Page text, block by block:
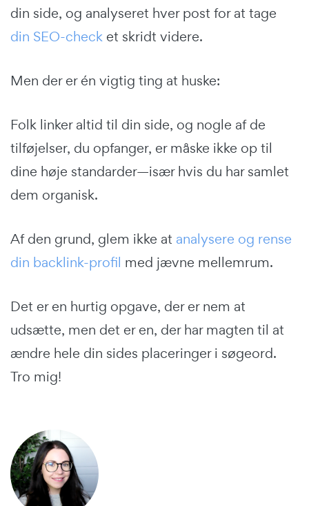
din side, og analyseret hver post for at tage
din SEO-check et skridt videre.
Men der er én vigtig ting at huske:
Folk linker altid til din side, og nogle af de
tilføjelser, du opfanger, er måske ikke op til
dine høje standarder—især hvis du har samlet
dem organisk.
Af den grund, glem ikke at analysere og rense
din backlink-profil med jævne mellemrum.
Det er en hurtig opgave, der er nem at
udsætte, men det er en, der har magten til at
ændre hele din sides placeringer i søgeord.
Tro mig!